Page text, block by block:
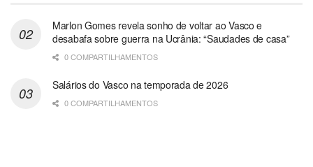
Marlon Gomes revela sonho de voltar ao Vasco e
desabafa sobre guerra na Ucrânia: “Saudades de casa”
0 COMPARTILHAMENTOS
Salários do Vasco na temporada de 2026
0 COMPARTILHAMENTOS